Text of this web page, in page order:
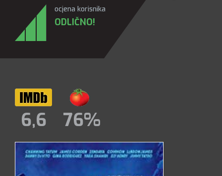
ocjena korisnika
ODLIČNO!
6,6 76%